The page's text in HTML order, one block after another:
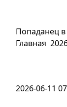
Попаданец
Главная
2026-06-11